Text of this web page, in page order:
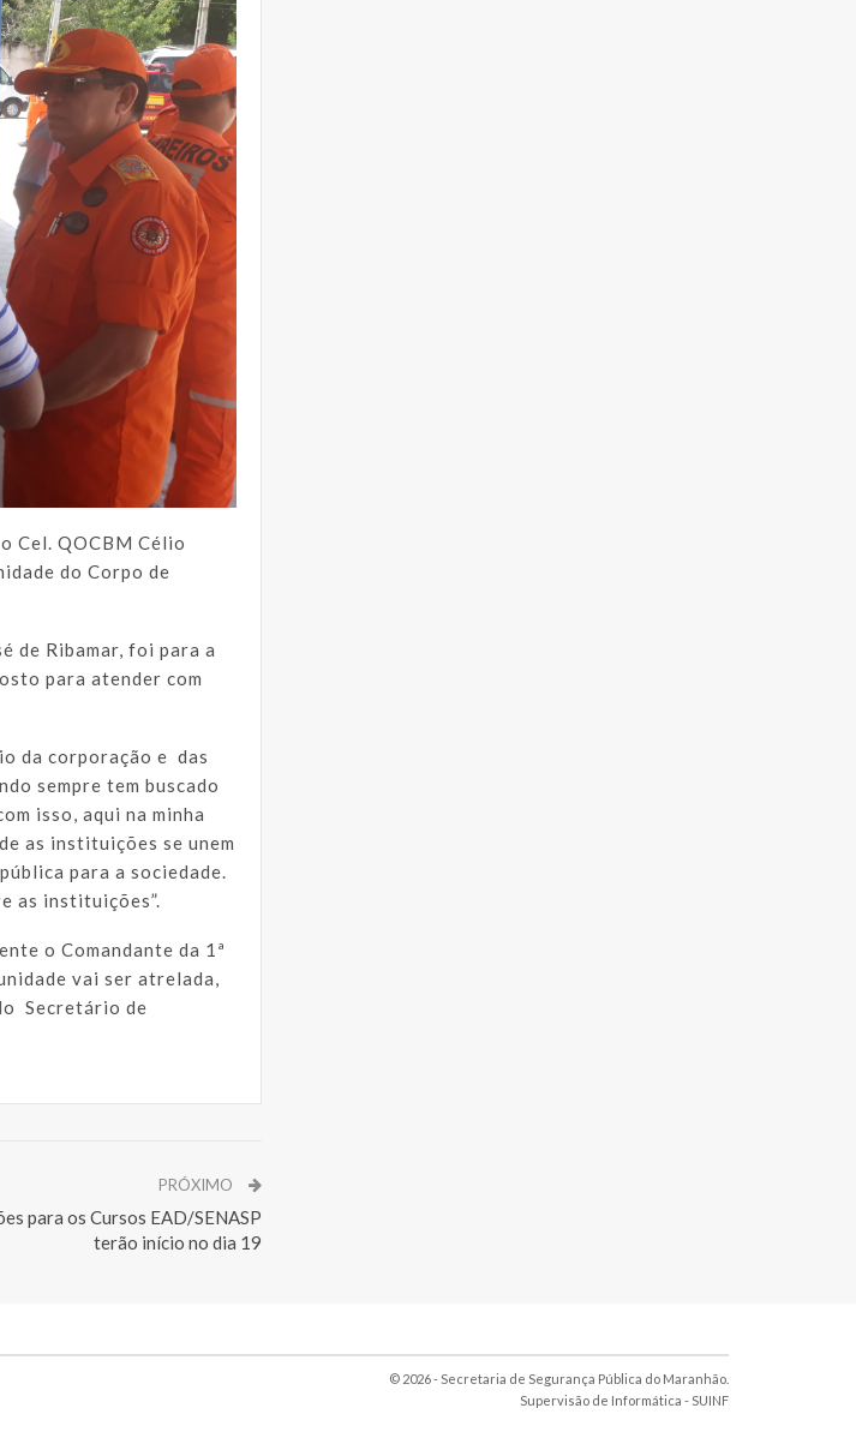
Cel. QOCBM Célio
do Corpo de
de Ribamar, foi para a
para atender com
da corporação e das
sempre tem buscado
isso, aqui na minha
as instituições se unem
para a sociedade.
as instituições”.
o Comandante da 1ª
vai ser atrelada,
Secretário de
PRÓXIMO
para os Cursos EAD/SENASP
terão início no dia 19
© 2026 - Secretaria de Segurança Pública do Maranhão.
Supervisão de Informática - SUINF